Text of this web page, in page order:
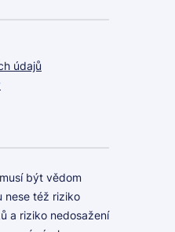
údajů
být vědom
nese též riziko
a riziko nedosažení